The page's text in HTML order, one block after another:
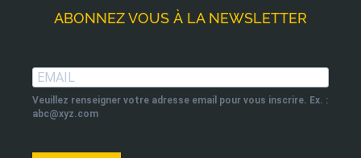
ABONNEZ VOUS À LA NEWSLETTER
Veuillez renseigner votre adresse email pour vous inscrire. Ex. :
abc@xyz.com